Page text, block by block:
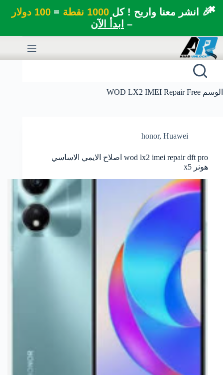
🎉 انشر معنا واربح ! كل1000 نقطة =100 دولار
– ابدأ الآن
✖
التجاوز
إلى
المحتوى
الوسم
honor, Huawei
wod lx2 imei repair dft pro اصلاح الايمي الاساسي
هونر x5